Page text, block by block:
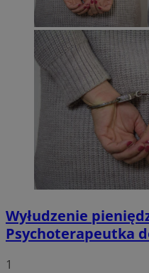
Wyłudzenie
Psychoterapeutka
1